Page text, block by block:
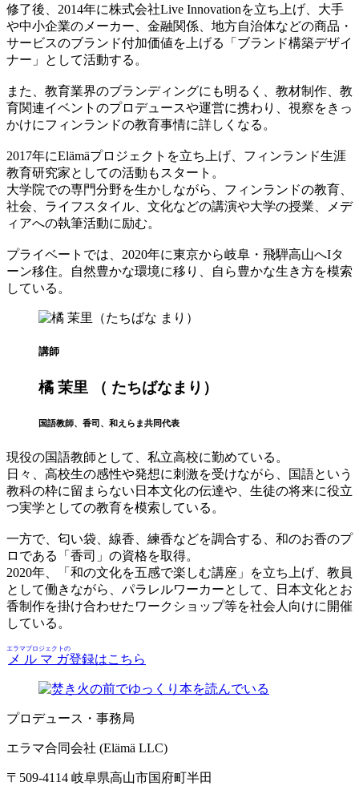
修了後、2014年に株式会社Live Innovationを立ち上げ、大手
や中小企業のメーカー、金融関係、地方自治体などの商品・
サービスのブランド付加価値を上げる「ブランド構築デザイ
ナー」として活動する。
また、教育業界のブランディングにも明るく、教材制作、教
育関連イベントのプロデュースや運営に携わり、視察をきっ
かけにフィンランドの教育事情に詳しくなる。
2017年にElämäプロジェクトを立ち上げ、フィンランド生涯
教育研究家としての活動もスタート。
大学院での専門分野を生かしながら、フィンランドの教育、
社会、ライフスタイル、文化などの講演や大学の授業、メデ
ィアへの執筆活動に励む。
プライベートでは、2020年に東京から岐阜・飛騨高山へIタ
ーン移住。自然豊かな環境に移り、自ら豊かな生き方を模索
している。
講師
橘 茉里 （ たちばなまり）
国語教師、香司、和えらま共同代表
現役の国語教師として、私立高校に勤めている。
日々、高校生の感性や発想に刺激を受けながら、国語という
教科の枠に留まらない日本文化の伝達や、生徒の将来に役立
つ実学としての教育を模索している。
一方で、匂い袋、線香、練香などを調合する、和のお香のプ
ロである「香司」の資格を取得。
2020年、「和の文化を五感で楽しむ講座」を立ち上げ、教員
として働きながら、パラレルワーカーとして、日本文化とお
香制作を掛け合わせたワークショップ等を社会人向けに開催
している。
メルマガ
エラマプロジェクトの
登録はこちら
プロデュース・事務局
エラマ合同会社 (Elämä LLC)
〒509-4114 岐阜県高山市国府町半田